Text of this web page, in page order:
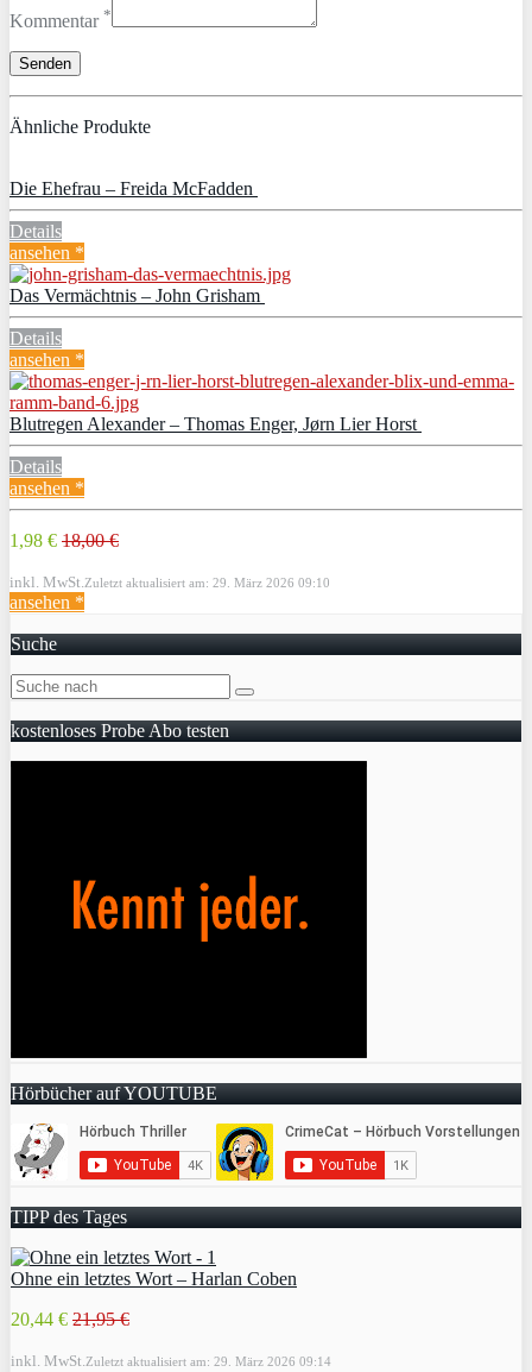
Kommentar *
Ähnliche Produkte
Die Ehefrau – Freida McFadden
Details
ansehen *
Das Vermächtnis – John Grisham
Details
ansehen *
Blutregen Alexander – Thomas Enger, Jørn Lier Horst
Details
ansehen *
1,98 € 18,00 €
inkl. MwSt. Zuletzt aktualisiert am: 29. März 2026 09:10
ansehen *
Suche
kostenloses Probe Abo testen
Hörbücher auf YOUTUBE
TIPP des Tages
Ohne ein letztes Wort – Harlan Coben
20,44 € 21,95 €
inkl. MwSt. Zuletzt aktualisiert am: 29. März 2026 09:14